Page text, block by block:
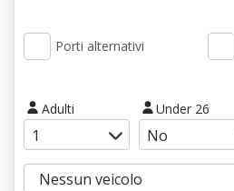
Porti alternativi
Adulti Under 26